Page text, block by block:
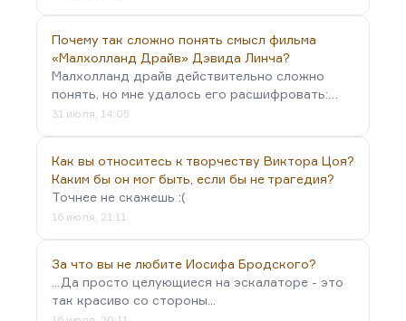
Почему так сложно понять смысл фильма
«Малхолланд Драйв» Дэвида Линча?
Малхолланд драйв действительно сложно
понять, но мне удалось его расшифровать:…
31 июля, 14:05
Как вы относитесь к творчеству Виктора Цоя?
Каким бы он мог быть, если бы не трагедия?
Точнее не скажешь :(
16 июля, 21:11
За что вы не любите Иосифа Бродского?
...Да просто целующиеся на эскалаторе - это
так красиво со стороны...